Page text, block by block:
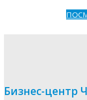
Бизнес-центр